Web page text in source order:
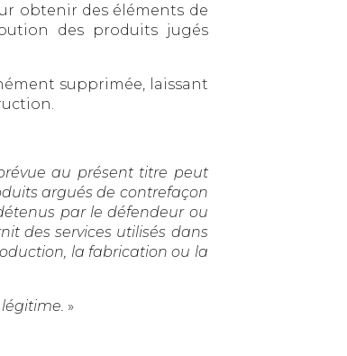
obtenir des éléments de
des produits jugés
supprimée, laissant
au présent titre peut
argués de contrefaçon
par le défendeur ou
des services utilisés dans
la fabrication ou la
»